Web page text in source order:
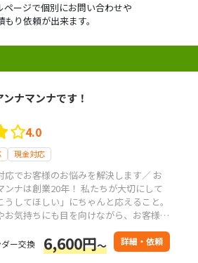
ページで個別にお問い合わせや
もり依頼が出来ます。
ナマンナです！
4.0
現金対応
でお客様のお悩みを解決します／ お
ンナは創業20年！ 私たちが大切にして
うしてほしい」にちゃんと応えること。
お気持ちにも目を向けながら、お客様の
応を心がけています。 ただ作業をこな
「何に困っているのか」「どうすれば
のか」を一緒に考え、 安心してお任せ
ー交換 6,600円～ 詳細・依頼